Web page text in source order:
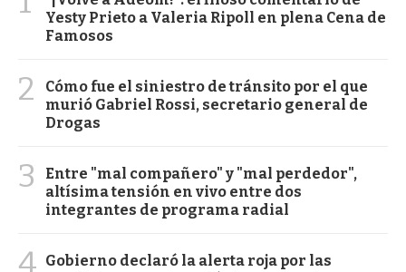
Yesty Prieto a Valeria Ripoll en plena Cena de
Famosos
2
Cómo fue el siniestro de tránsito por el que
murió Gabriel Rossi, secretario general de
Drogas
3
Entre "mal compañero" y "mal perdedor",
altísima tensión en vivo entre dos
integrantes de programa radial
4 Gobierno declaró la alerta roja por las